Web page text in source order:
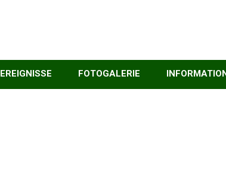
EREIGNISSE FOTOGALERIE